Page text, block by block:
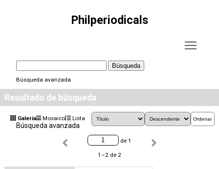
Philperiodicals
Búsqueda
Búsqueda avanzada
Resultado de búsqueda
Galería Mosaico Lista
Búsqueda avanzada
de 1
1–2 de 2
Ordenar